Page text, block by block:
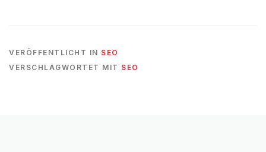
VERÖFFENTLICHT IN SEO
VERSCHLAGWORTET MIT SEO